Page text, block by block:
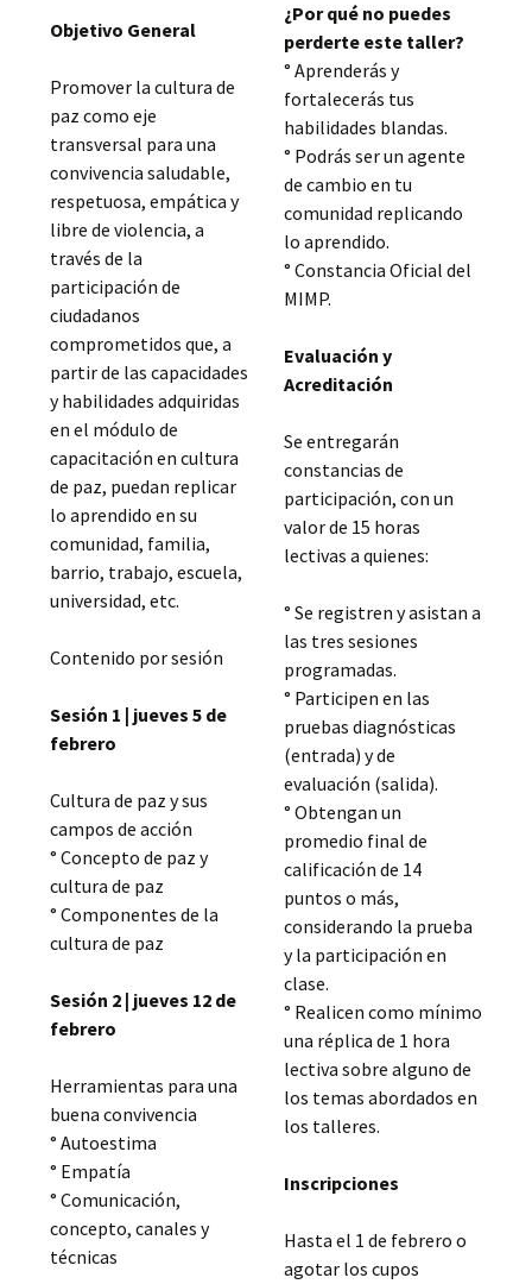
Objetivo General
Promover la cultura de
paz como eje
transversal para una
convivencia saludable,
respetuosa, empática y
libre de violencia, a
través de la
participación de
ciudadanos
comprometidos que, a
partir de las capacidades
y habilidades adquiridas
en el módulo de
capacitación en cultura
de paz, puedan replicar
lo aprendido en su
comunidad, familia,
barrio, trabajo, escuela,
universidad, etc.
Contenido por sesión
Sesión 1 | jueves 5 de
febrero
Cultura de paz y sus
campos de acción
° Concepto de paz y
cultura de paz
° Componentes de la
cultura de paz
Sesión 2 | jueves 12 de
febrero
Herramientas para una
buena convivencia
° Autoestima
° Empatía
° Comunicación,
concepto, canales y
técnicas
¿Por qué no puedes
perderte este taller?
° Aprenderás y
fortalecerás tus
habilidades blandas.
° Podrás ser un agente
de cambio en tu
comunidad replicando
lo aprendido.
° Constancia Oficial del
MIMP.
Evaluación y
Acreditación
Se entregarán
constancias de
participación, con un
valor de 15 horas
lectivas a quienes:
° Se registren y asistan a
las tres sesiones
programadas.
° Participen en las
pruebas diagnósticas
(entrada) y de
evaluación (salida).
° Obtengan un
promedio final de
calificación de 14
puntos o más,
considerando la prueba
y la participación en
clase.
° Realicen como mínimo
una réplica de 1 hora
lectiva sobre alguno de
los temas abordados en
los talleres.
Inscripciones
Hasta el 1 de febrero o
agotar los cupos